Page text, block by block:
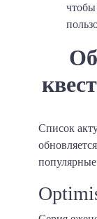
чтобы
Список